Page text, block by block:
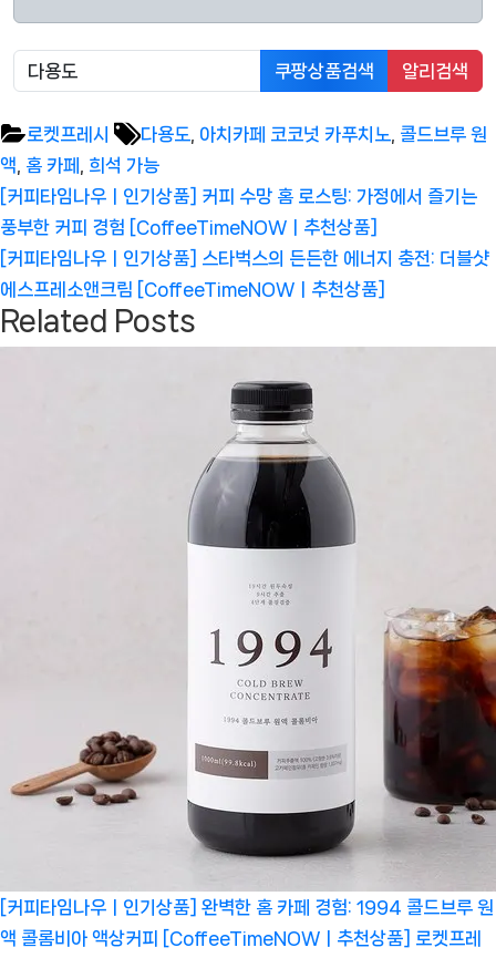
쿠팡상품검색 알리검색
로켓프레시 Tags:
다용도 아치카페 코코넛 카푸치노 콜드브루 원
액 홈 카페 희석 가능
글
탐
색
Previous
Post:
[커피타임나우ㅣ인기상품] 커피 수망 홈 로스팅: 가정에서 즐기는
풍부한 커피 경험 [CoffeeTimeNOWㅣ추천상품]
Next
Post:
[커피타임나우ㅣ인기상품] 스타벅스의 든든한 에너지 충전: 더블샷
에스프레소앤크림 [CoffeeTimeNOWㅣ추천상품]
Related Posts
[커피타임나우ㅣ인기상품] 완벽한 홈 카페 경험: 1994 콜드브루 원
액 콜롬비아 액상커피 [CoffeeTimeNOWㅣ추천상품] 로켓프레